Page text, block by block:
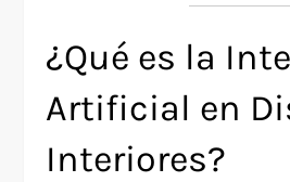
¿Qué es la
Artificial en
Interiores?